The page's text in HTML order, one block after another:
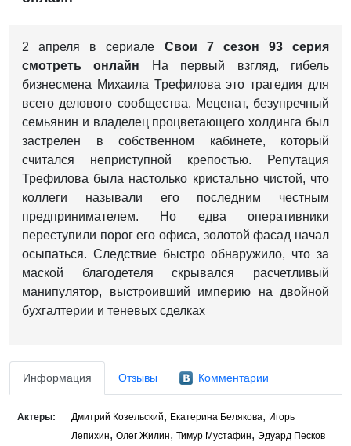
2 апреля в сериале Свои 7 сезон 93 серия
смотреть онлайн
На первый взгляд, гибель
бизнесмена Михаила Трефилова это трагедия для
всего делового сообщества. Меценат, безупречный
семьянин и владелец процветающего холдинга был
застрелен в собственном кабинете, который
считался неприступной крепостью. Репутация
Трефилова была настолько кристально чистой, что
коллеги называли его последним честным
предпринимателем. Но едва оперативники
переступили порог его офиса, золотой фасад начал
осыпаться. Следствие быстро обнаружило, что за
маской благодетеля скрывался расчетливый
манипулятор, выстроивший империю на двойной
бухгалтерии и теневых сделках
Информация Отзывы Комментарии
Актеры: Дмитрий Козельский, Екатерина Белякова, Игорь
Лепихин, Олег Жилин, Тимур Мустафин, Эдуард Песков